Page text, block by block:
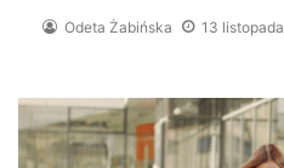
Odeta Żabińska 13